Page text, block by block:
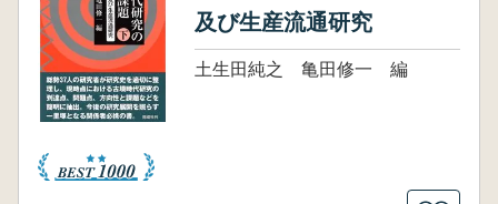
及び生産流通研究
土生田純之 亀田修一 編